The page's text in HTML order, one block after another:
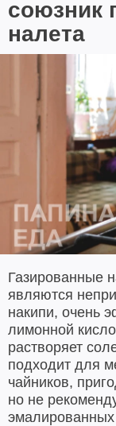
союзник
налета
Газированные
являются
накипи, очень
лимонной
растворяет
подходит для
чайников,
но не
эмалированных